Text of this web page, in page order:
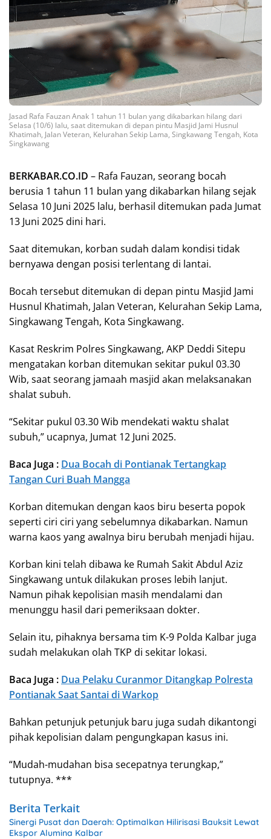
Jasad Rafa Fauzan Anak 1 tahun 11 bulan yang dikabarkan hilang dari
Selasa (10/6) lalu, saat ditemukan di depan pintu Masjid Jami Husnul
Khatimah, Jalan Veteran, Kelurahan Sekip Lama, Singkawang Tengah, Kota
Singkawang
BERKABAR.CO.ID – Rafa Fauzan, seorang bocah
berusia 1 tahun 11 bulan yang dikabarkan hilang sejak
Selasa 10 Juni 2025 lalu, berhasil ditemukan pada Jumat
13 Juni 2025 dini hari.
Saat ditemukan, korban sudah dalam kondisi tidak
bernyawa dengan posisi terlentang di lantai.
Bocah tersebut ditemukan di depan pintu Masjid Jami
Husnul Khatimah, Jalan Veteran, Kelurahan Sekip Lama,
Singkawang Tengah, Kota Singkawang.
Kasat Reskrim Polres Singkawang, AKP Deddi Sitepu
mengatakan korban ditemukan sekitar pukul 03.30
Wib, saat seorang jamaah masjid akan melaksanakan
shalat subuh.
“Sekitar pukul 03.30 Wib mendekati waktu shalat
subuh,” ucapnya, Jumat 12 Juni 2025.
Baca Juga : Dua Bocah di Pontianak Tertangkap
Tangan Curi Buah Mangga
Korban ditemukan dengan kaos biru beserta popok
seperti ciri ciri yang sebelumnya dikabarkan. Namun
warna kaos yang awalnya biru berubah menjadi hijau.
Korban kini telah dibawa ke Rumah Sakit Abdul Aziz
Singkawang untuk dilakukan proses lebih lanjut.
Namun pihak kepolisian masih mendalami dan
menunggu hasil dari pemeriksaan dokter.
Selain itu, pihaknya bersama tim K-9 Polda Kalbar juga
sudah melakukan olah TKP di sekitar lokasi.
Baca Juga : Dua Pelaku Curanmor Ditangkap Polresta
Pontianak Saat Santai di Warkop
Bahkan petunjuk petunjuk baru juga sudah dikantongi
pihak kepolisian dalam pengungkapan kasus ini.
“Mudah-mudahan bisa secepatnya terungkap,”
tutupnya. ***
Berita Terkait
Sinergi Pusat dan Daerah: Optimalkan Hilirisasi Bauksit Lewat
Ekspor Alumina Kalbar